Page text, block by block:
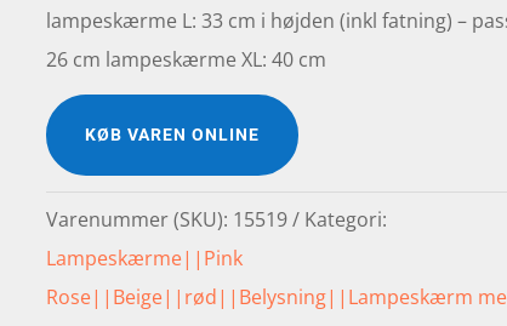
lampeskærme L: 33 cm i højden (inkl fatning) –
26 cm lampeskærme XL: 40 cm
KØB VAREN ONLINE
Varenummer (SKU): 15519
Kategori:
Lampeskærme||Pink
Rose||Beige||rød||Belysning||Lampeskærm